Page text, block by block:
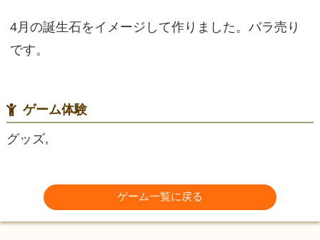
4月の誕生石をイメージして作りました。バラ売り
です。
ゲーム体験
グッズ,
ゲーム一覧に戻る